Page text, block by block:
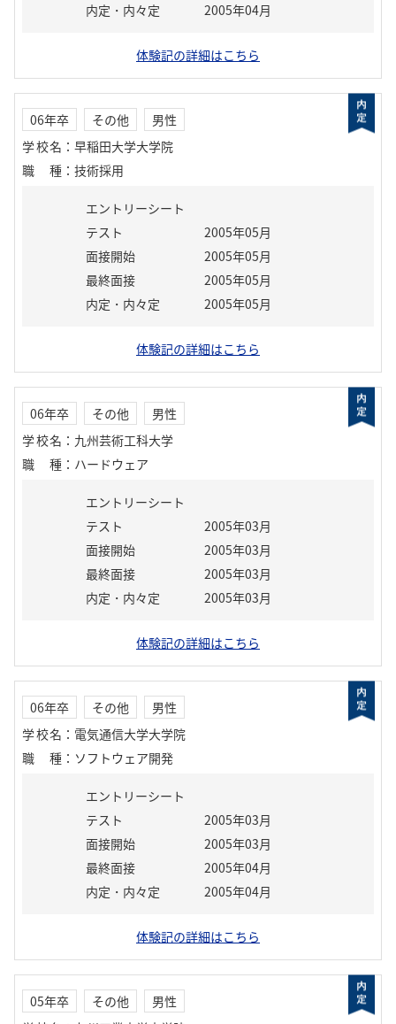
内定・内々定
2005年04月
体験記の詳細はこちら
06年卒 その他
男性
学校名 ： 早稲田大学大学院
職種 ： 技術採用
エントリーシート
テスト
2005年05月
面接開始
2005年05月
最終面接
2005年05月
内定・内々定
2005年05月
体験記の詳細はこちら
06年卒 その他
男性
学校名 ： 九州芸術工科大学
職種 ： ハードウェア
エントリーシート
テスト
2005年03月
面接開始
2005年03月
最終面接
2005年03月
内定・内々定
2005年03月
体験記の詳細はこちら
06年卒 その他
男性
学校名 ： 電気通信大学大学院
職種 ： ソフトウェア開発
エントリーシート
テスト
2005年03月
面接開始
2005年03月
最終面接
2005年04月
内定・内々定
2005年04月
体験記の詳細はこちら
05年卒 その他
男性